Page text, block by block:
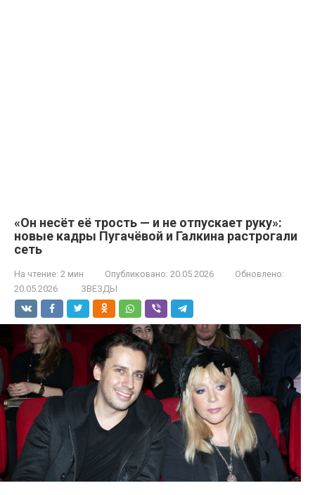
«Он несёт её трость — и не отпускает руку»:
новые кадры Пугачёвой и Галкина растрогали
сеть
На чтение: 2 мин Опубликовано: 20.05.2026
Обновлено:
20.05.2026
ЗВЕЗДЫ